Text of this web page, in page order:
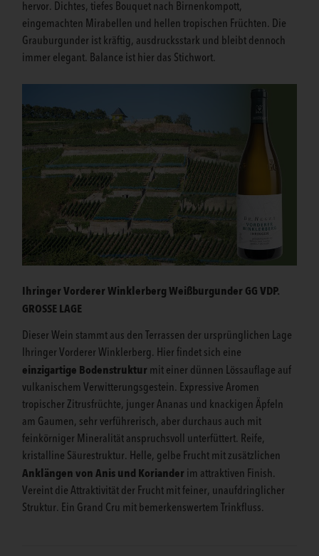
hervor. Dichtes, tiefes Bouquet nach Birnenkompott,
eingemachten Mirabellen und hellen tropischen Früchten. Die
Grauburgunder ist kräftig, ausdrucksstark und bleibt dennoch
immer elegant. Balance ist hier das Stichwort.
Ihringer Vorderer Winklerberg Weißburgunder GG VDP.
GROSSE LAGE
Dieser Wein stammt aus den Terrassen der ursprünglichen Lage
Ihringer Vorderer Winklerberg. Hier findet sich eine
einzigartige Bodenstruktur mit einer dünnen Lössauflage auf
vulkanischem Verwitterungsgestein. Expressive Aromen
tropischer Zitrusfrüchte, junger Ananas und knackigen Äpfeln
am Gaumen, sehr verführerisch, aber durchaus auch mit
feinkörniger Mineralität anspruchsvoll unterfüttert. Reife,
kristalline Säurestruktur. Helle, gelbe Frucht mit zusätzlichen
Anklängen von Anis und Koriander im attraktiven Finish.
Vereint die Attraktivität der Frucht mit feiner, unaufdringlicher
Struktur. Ein Grand Cru mit bemerkenswertem Trinkfluss.